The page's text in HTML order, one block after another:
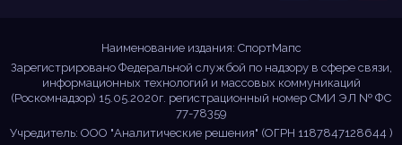
Наименование издания: СпортМапс
Зарегистрировано Федеральной службой по надзору в сфере связи,
информационных технологий и массовых коммуникаций
(Роскомнадзор) 15.05.2020г. регистрационный номер СМИ ЭЛ № ФС
77-78359
Учредитель: ООО "Аналитические решения" (ОГРН 1187847128644 )